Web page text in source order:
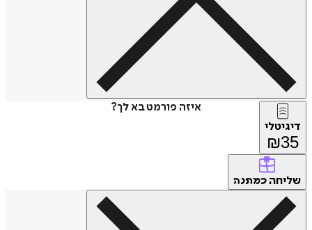
איזה פורמט בא לך?
דיגיטלי
₪35
שליחה כמתנה